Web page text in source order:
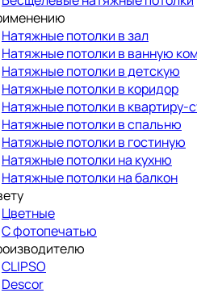
Натяжные потолки в зал
Натяжные потолки в ванную
Натяжные потолки в детскую
Натяжные потолки в коридор
Натяжные потолки в квартиру-
Натяжные потолки в спальню
Натяжные потолки в гостиную
Натяжные потолки на кухню
Натяжные потолки на балкон
Цветные
С фотопечатью
CLIPSO
Descor